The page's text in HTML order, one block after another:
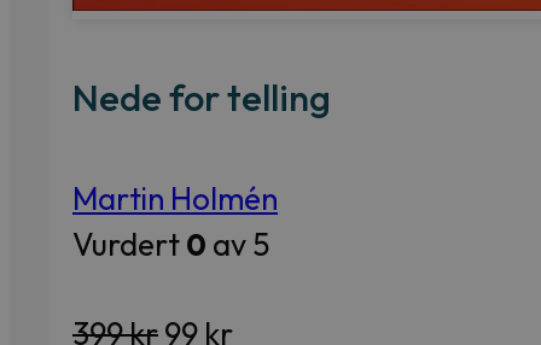
Nede for telling
Martin Holmén
Vurdert0 av 5
399krOpprinnelig
99 krNåværende